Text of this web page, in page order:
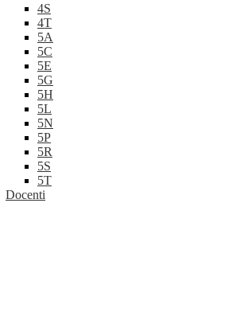
4S
4T
5A
5C
5E
5G
5H
5L
5N
5P
5R
5S
5T
Docenti